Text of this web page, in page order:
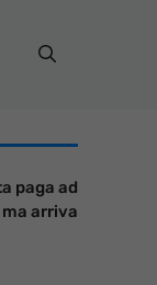
paga ad
arriva